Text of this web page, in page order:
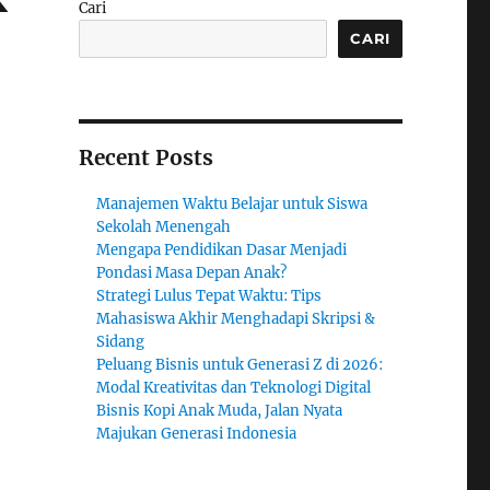
Cari
CARI
Recent Posts
Manajemen Waktu Belajar untuk Siswa
Sekolah Menengah
Mengapa Pendidikan Dasar Menjadi
Pondasi Masa Depan Anak?
Strategi Lulus Tepat Waktu: Tips
Mahasiswa Akhir Menghadapi Skripsi &
Sidang
Peluang Bisnis untuk Generasi Z di 2026:
Modal Kreativitas dan Teknologi Digital
Bisnis Kopi Anak Muda, Jalan Nyata
Majukan Generasi Indonesia